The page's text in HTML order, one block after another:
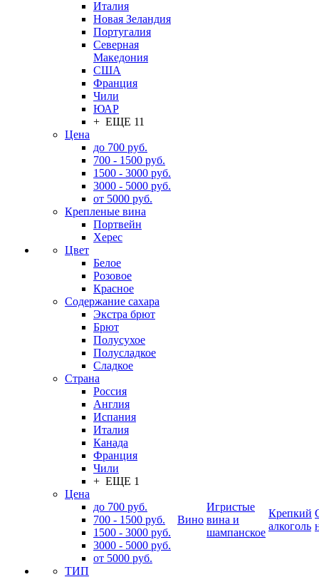
Италия
Новая Зеландия
Португалия
Северная
Македония
США
Франция
Чили
ЮАР
+ ЕЩЕ 11
Цена
до 700 руб.
700 - 1500 руб.
1500 - 3000 руб.
3000 - 5000 руб.
от 5000 руб.
Крепленые вина
Портвейн
Херес
Цвет
Белое
Розовое
Красное
Содержание сахара
Экстра брют
Брют
Полусухое
Полусладкое
Сладкое
Страна
Россия
Англия
Испания
Италия
Канада
Франция
Чили
+ ЕЩЕ 1
Цена
до 700 руб.
700 - 1500 руб.
1500 - 3000 руб.
3000 - 5000 руб.
от 5000 руб.
ТИП
Вино
Игристые
вина и
шампанское
Крепкий
алкоголь